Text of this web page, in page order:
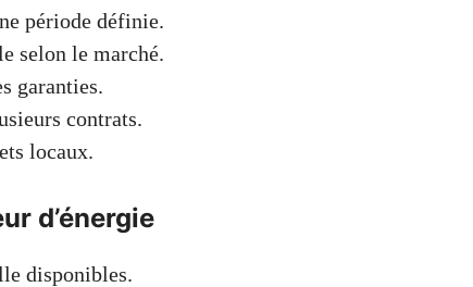
période définie.
selon le marché.
garanties.
contrats.
locaux.
d’énergie
disponibles.